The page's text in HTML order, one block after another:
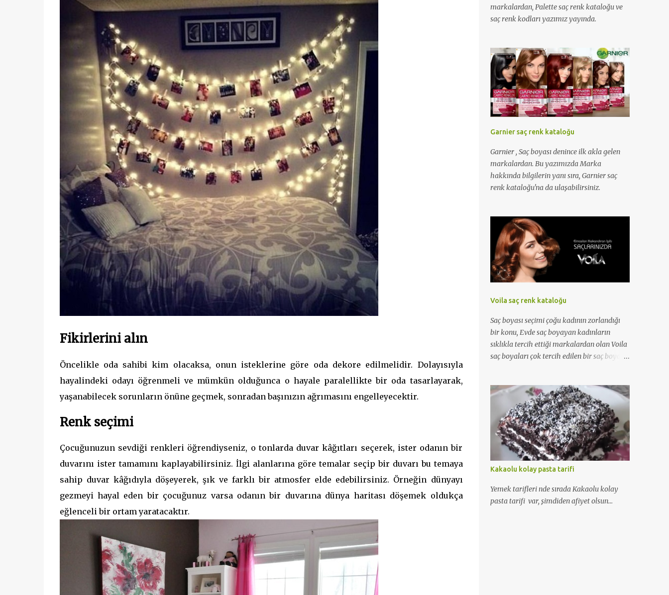
Fikirlerini alın
Öncelikle oda sahibi kim olacaksa, onun isteklerine göre oda dekore edilmelidir. Dolayısıyla
hayalindeki odayı öğrenmeli ve mümkün olduğunca o hayale paralellikte bir oda tasarlayarak,
yaşanabilecek sorunların önüne geçmek, sonradan başınızın ağrımasını engelleyecektir.
Renk seçimi
Çocuğunuzun sevdiği renkleri öğrendiyseniz, o tonlarda duvar kâğıtları seçerek, ister odanın bir
duvarını ister tamamını kaplayabilirsiniz. İlgi alanlarına göre temalar seçip bir duvarı bu temaya
sahip duvar kâğıdıyla döşeyerek, şık ve farklı bir atmosfer elde edebilirsiniz. Örneğin dünyayı
gezmeyi hayal eden bir çocuğunuz varsa odanın bir duvarına dünya haritası döşemek oldukça
eğlenceli bir ortam yaratacaktır.
markalardan, Palette saç renk kataloğu ve
saç renk kodları yazımız yayında.
Garnier saç renk kataloğu
Garnier , Saç boyası denince ilk akla gelen
markalardan. Bu yazımızda Marka
hakkında bilgilerin yanı sıra, Garnier saç
renk kataloğu'na da ulaşabilirsiniz.
Voila saç renk kataloğu
Saç boyası seçimi çoğu kadının zorlandığı
bir konu, Evde saç boyayan kadınların
sıklıkla tercih ettiği markalardan olan Voila
saç boyaları çok tercih edilen bir saç boyası
da bulabileceksiniz...
Kakaolu kolay pasta tarifi
Yemek tarifleri nde sırada Kakaolu kolay
pasta tarifi var, şimdiden afiyet olsun...